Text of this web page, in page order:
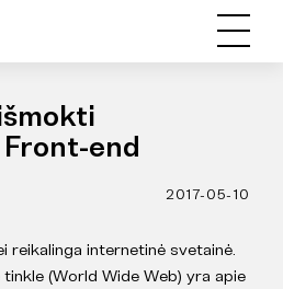
end
2017-05-10
reikalinga internetinė svetainė.
(World Wide Web) yra apie